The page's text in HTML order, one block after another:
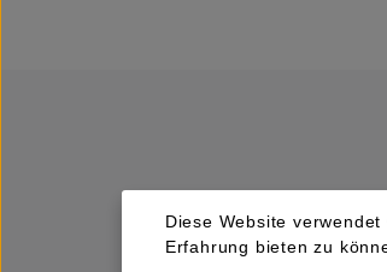
Diese Website
Erfahrung bieten zu